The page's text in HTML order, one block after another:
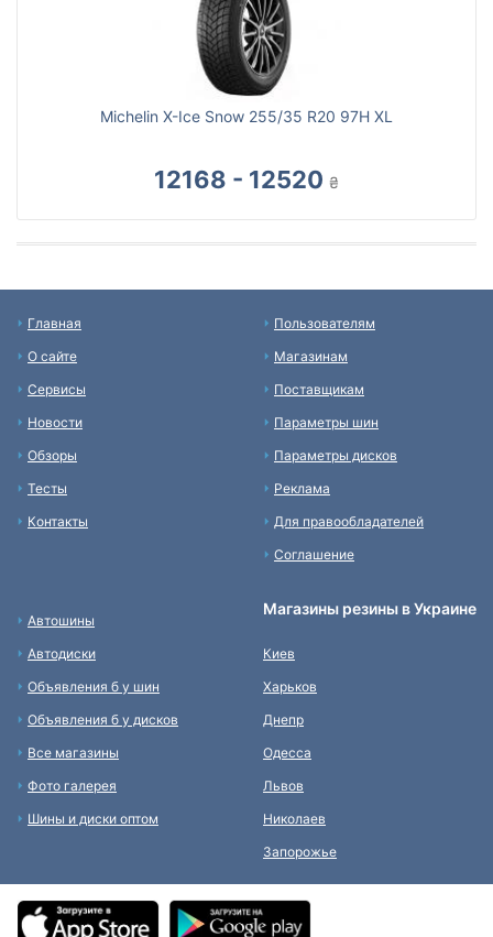
Michelin X-Ice Snow 255/35 R20 97H XL
12168 - 12520 ₴
Главная
О сайте
Сервисы
Новости
Обзоры
Тесты
Контакты
Пользователям
Магазинам
Поставщикам
Параметры шин
Параметры дисков
Реклама
Для правообладателей
Соглашение
Автошины
Автодиски
Объявления б у шин
Объявления б у дисков
Все магазины
Фото галерея
Шины и диски оптом
Магазины резины в Украине
Киев
Харьков
Днепр
Одесса
Львов
Николаев
Запорожье